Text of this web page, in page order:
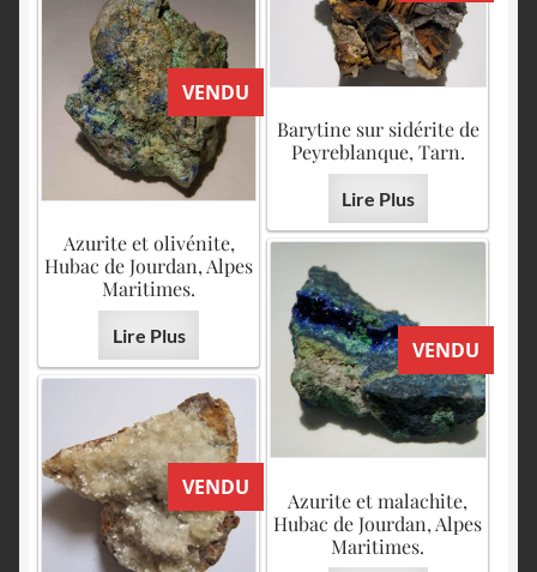
Barytine sur sidérite de
Peyreblanque, Tarn.
Lire Plus
VENDU
Azurite et olivénite,
Hubac de Jourdan, Alpes
Maritimes.
Lire Plus
VENDU
Azurite et malachite,
Hubac de Jourdan, Alpes
Maritimes.
VENDU